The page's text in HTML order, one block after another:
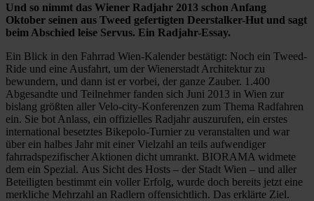
Und so nimmt das Wiener Radjahr 2013 schon Anfang
Oktober seinen aus Tweed gefertigten Deerstalker-Hut und sagt
beim Abschied leise Servus. Ein Radjahr-Essay.
Ein Blick in den Fahrrad Wien-Kalender bestätigt: Noch ein Tweed-
Ride und eine Ausfahrt, um der Wienerstadt Architektur zu
bewundern, und dann ist er vorbei, der ganze Zauber. 1.400
Abgesandte und Teilnehmer fanden sich Juni 2013 in Wien zur
bislang größten aller Velo-city-Konferenzen zum Thema Radfahren
ein. Sie bot Anlass, ein offizielles Radjahr auszurufen, ein erstes
international besetztes Bikepolo-Turnier zu veranstalten und war
über ein halbes Jahr mit einer Vielzahl an teils aufwendiger
fahrradspezifischer Aktionen dicht umrankt. BIORAMA widmete
dem ein Spezial. Aus Sicht des Hosts – der Stadt Wien – und aller
Beteiligten bestimmt ein voller Erfolg, wurde doch bereits jetzt eine
merkliche Mehrzahl an Radlern offensichtlich. Das erklärte Ziel.